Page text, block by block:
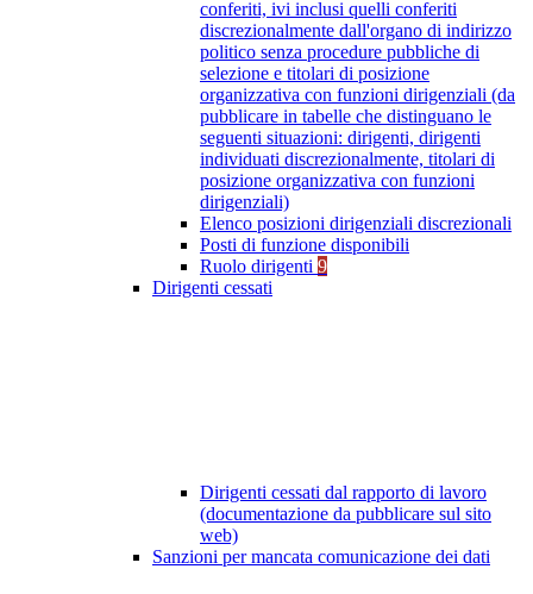
conferiti, ivi inclusi quelli conferiti
discrezionalmente dall'organo di indirizzo
politico senza procedure pubbliche di
selezione e titolari di posizione
organizzativa con funzioni dirigenziali (da
pubblicare in tabelle che distinguano le
seguenti situazioni: dirigenti, dirigenti
individuati discrezionalmente, titolari di
posizione organizzativa con funzioni
dirigenziali)
Elenco posizioni dirigenziali discrezionali
Posti di funzione disponibili
Ruolo dirigenti 9
Dirigenti cessati
Dirigenti cessati dal rapporto di lavoro
(documentazione da pubblicare sul sito
web)
Sanzioni per mancata comunicazione dei dati